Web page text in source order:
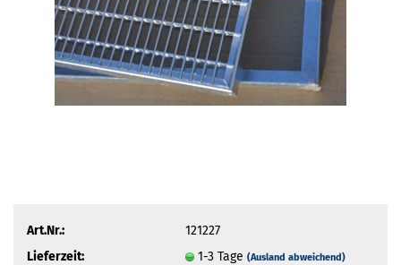
Art.Nr.:
121227
Lieferzeit:
1-3 Tage (Ausland abweichend)